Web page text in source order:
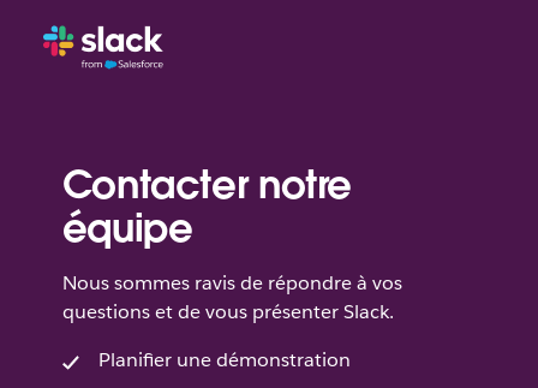
Contacter notre
équipe
Nous sommes ravis de répondre à vos
questions et de vous présenter Slack.
Planifier une démonstration